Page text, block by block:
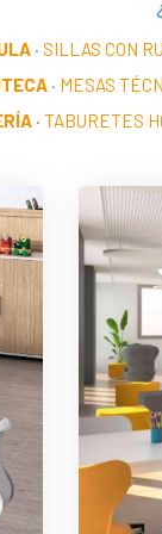
· SILLAS CON
· MESAS
· TABURETES